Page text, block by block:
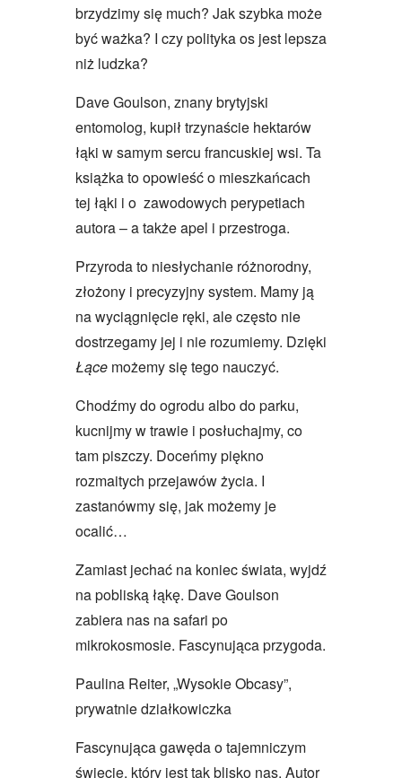
brzydzimy się much? Jak szybka może
być ważka? I czy polityka os jest lepsza
niż ludzka?
Dave Goulson, znany brytyjski
entomolog, kupił trzynaście hektarów
łąki w samym sercu francuskiej wsi. Ta
książka to opowieść o mieszkańcach
tej łąki i o zawodowych perypetiach
autora – a także apel i przestroga.
Przyroda to niesłychanie różnorodny,
złożony i precyzyjny system. Mamy ją
na wyciągnięcie ręki, ale często nie
dostrzegamy jej i nie rozumiemy. Dzięki
Łące możemy się tego nauczyć.
Chodźmy do ogrodu albo do parku,
kucnijmy w trawie i posłuchajmy, co
tam piszczy. Doceńmy piękno
rozmaitych przejawów życia. I
zastanówmy się, jak możemy je
ocalić…
Zamiast jechać na koniec świata, wyjdź
na pobliską łąkę. Dave Goulson
zabiera nas na safari po
mikrokosmosie. Fascynująca przygoda.
Paulina Reiter, „Wysokie Obcasy”,
prywatnie działkowiczka
Fascynująca gawęda o tajemniczym
świecie, który jest tak blisko nas. Autor